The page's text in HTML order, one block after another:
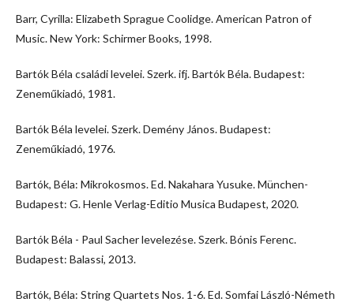
Barr, Cyrilla: Elizabeth Sprague Coolidge. American Patron of
Music. New York: Schirmer Books, 1998.
Bartók Béla családi levelei. Szerk. ifj. Bartók Béla. Budapest:
Zeneműkiadó, 1981.
Bartók Béla levelei. Szerk. Demény János. Budapest:
Zeneműkiadó, 1976.
Bartók, Béla: Mikrokosmos. Ed. Nakahara Yusuke. München-
Budapest: G. Henle Verlag-Editio Musica Budapest, 2020.
Bartók Béla - Paul Sacher levelezése. Szerk. Bónis Ferenc.
Budapest: Balassi, 2013.
Bartók, Béla: String Quartets Nos. 1-6. Ed. Somfai László-Németh